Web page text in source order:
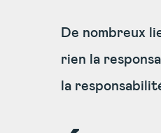
De nombreux
rien la
la